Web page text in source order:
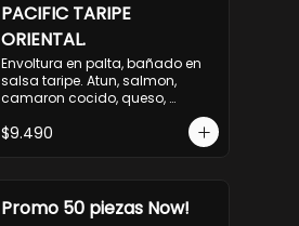
PACIFIC TARIPE
ORIENTAL.
Envoltura en palta, bañado en
salsa taripe. Atun, salmon,
camaron cocido, queso,
$9.490
Promo 50 piezas Now!